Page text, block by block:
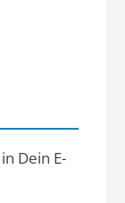
Dein E-